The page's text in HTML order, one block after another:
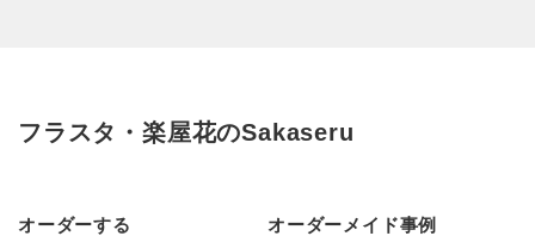
フラスタ・楽屋花のSakaseru
オーダーする オーダーメイド事例